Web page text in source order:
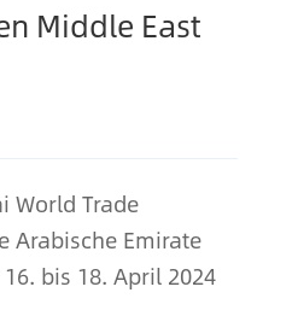
Middle East
World Trade
Arabische Emirate
bis 18. April 2024